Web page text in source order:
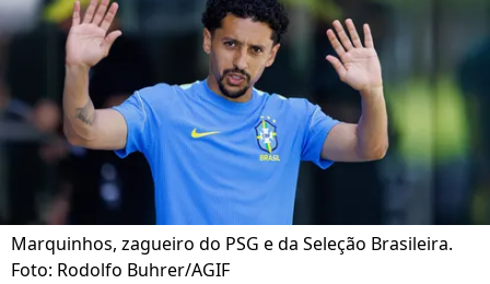
Marquinhos, zagueiro do PSG e da Seleção Brasileira.
Foto: Rodolfo Buhrer/AGIF